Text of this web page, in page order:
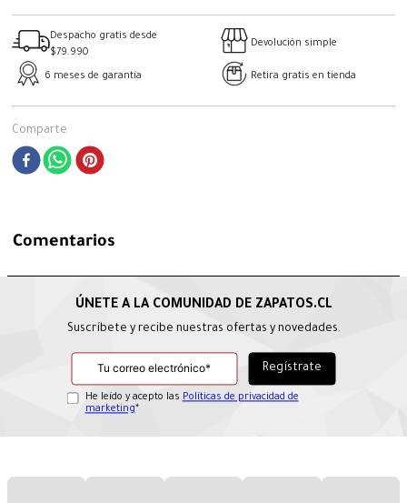
Despacho gratis desde
$79.990
Devolución simple
6 meses de garantía Retira gratis en tienda
Comparte
Comentarios
Suscríbete y recibe nuestras ofertas y novedades.
He leído y acepto las Políticas de privacidad de
marketing*